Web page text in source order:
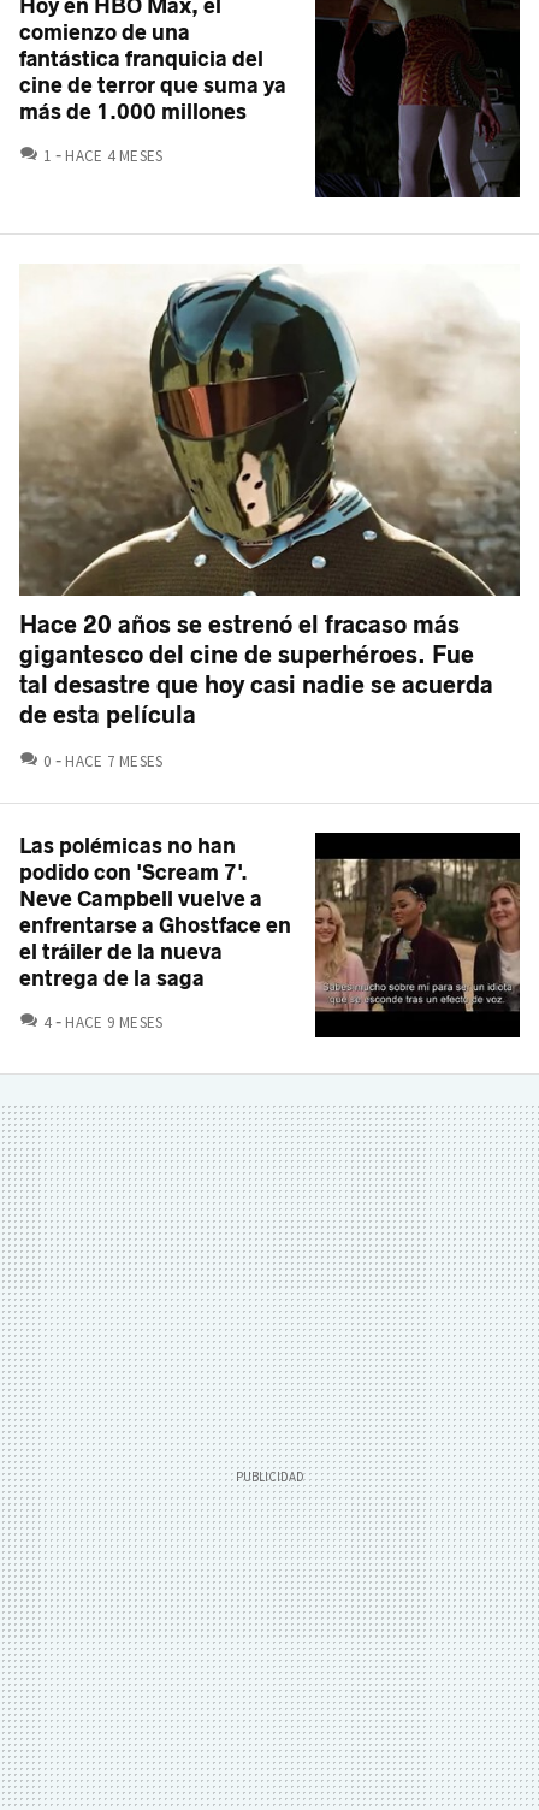
Hoy en HBO Max, el
comienzo de una
fantástica franquicia del
cine de terror que suma ya
más de 1.000 millones
1 COMENTARIOS
HACE 4 MESES
Hace 20 años se estrenó el fracaso más
gigantesco del cine de superhéroes. Fue
tal desastre que hoy casi nadie se acuerda
de esta película
0 COMENTARIOS
HACE 7 MESES
Las polémicas no han
podido con 'Scream 7'.
Neve Campbell vuelve a
enfrentarse a Ghostface en
el tráiler de la nueva
entrega de la saga
4 COMENTARIOS
HACE 9 MESES